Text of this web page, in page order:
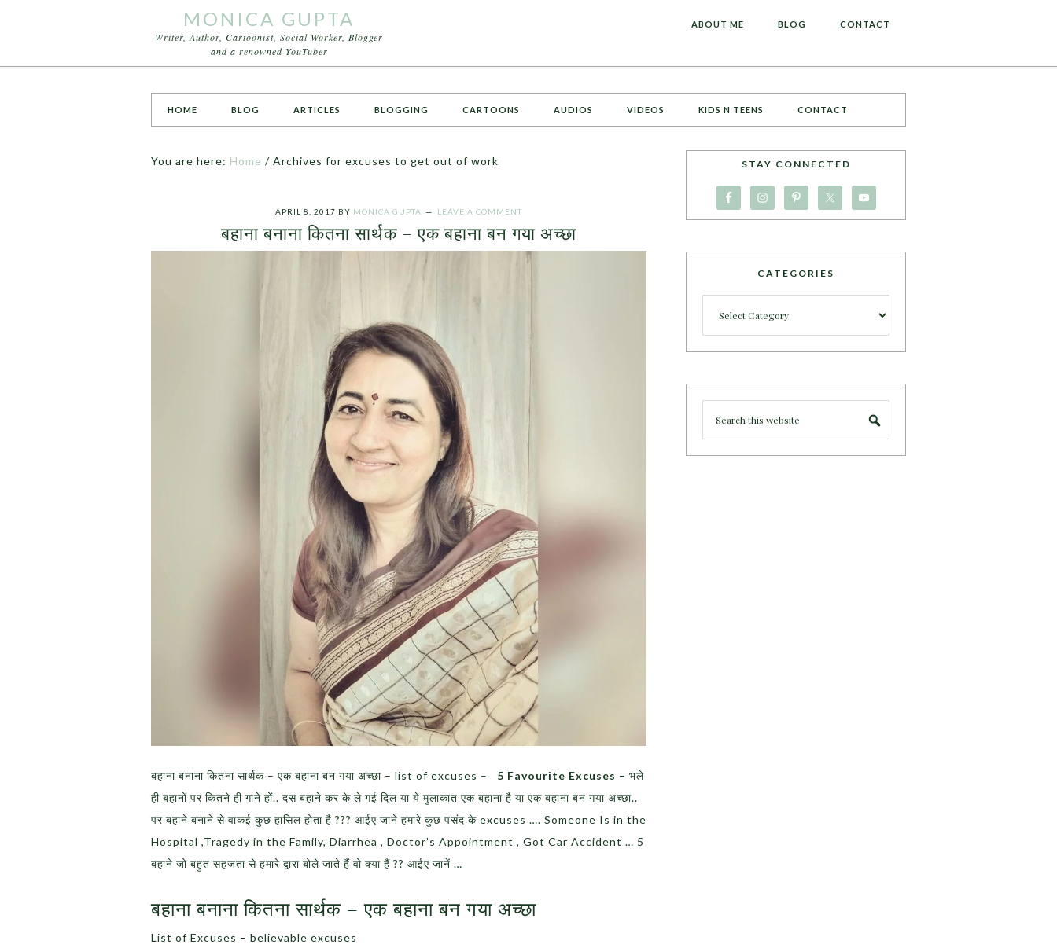
MONICA GUPTA
Writer, Author, Cartoonist, Social Worker, Blogger
and a renowned YouTuber
ABOUT ME BLOG CONTACT
HOME BLOG ARTICLES BLOGGING CARTOONS AUDIOS VIDEOS KIDS N TEENS CONTACT
You are here: Home / Archives for excuses to get out of work
APRIL 8, 2017 BY MONICA GUPTA LEAVE A COMMENT
बहाना बनाना कितना सार्थक – एक बहाना बन गया अच्छा
बहाना बनाना कितना सार्थक – एक बहाना बन गया अच्छा – list of excuses – 5 Favourite Excuses – भले
ही बहानों पर कितने ही गाने हों.. दस बहाने कर के ले गई दिल या ये मुलाकात एक बहाना है या एक बहाना बन गया अच्छा..
पर बहाने बनाने से वाकई कुछ हासिल होता है ??? आईए जाने हमारे कुछ पसंद के excuses …. Someone Is in the
Hospital ,Tragedy in the Family, Diarrhea , Doctor’s Appointment , Got Car Accident … 5
बहाने जो बहुत सहजता से हमारे द्वारा बोले जाते हैं वो क्या हैं ?? आईए जानें …
बहाना बनाना कितना सार्थक – एक बहाना बन गया अच्छा
List of Excuses – believable excuses
STAY CONNECTED
CATEGORIES